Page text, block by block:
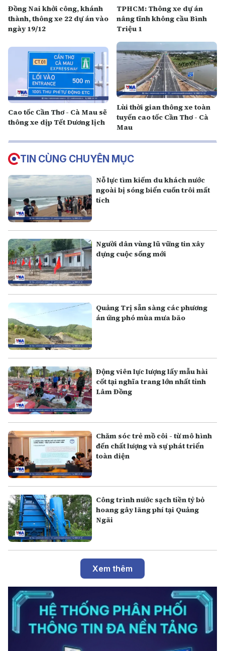
Đồng Nai khởi công, khánh
thành, thông xe 22 dự án vào
ngày 19/12
TPHCM: Thông xe dự án
nâng tĩnh không cầu Bình
Triệu 1
Cao tốc Cần Thơ - Cà Mau sẽ
thông xe dịp Tết Dương lịch
Lùi thời gian thông xe toàn
tuyến cao tốc Cần Thơ - Cà
Mau
TIN CÙNG CHUYÊN MỤC
Nỗ lực tìm kiếm du khách nước
ngoài bị sóng biển cuốn trôi mất
tích
Người dân vùng lũ vững tin xây
dựng cuộc sống mới
Quảng Trị sẵn sàng các phương
án ứng phó mùa mưa bão
Động viên lực lượng lấy mẫu hài
cốt tại nghĩa trang lớn nhất tỉnh
Lâm Đồng
Chăm sóc trẻ mồ côi - từ mô hình
đến chất lượng và sự phát triển
toàn diện
Công trình nước sạch tiền tỷ bỏ
hoang gây lãng phí tại Quảng
Ngãi
Xem thêm